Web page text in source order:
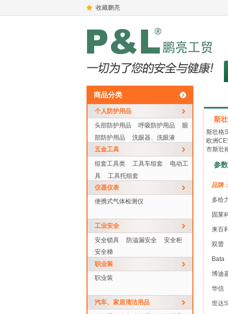
收藏鹏亮
商品分类
个人防护用品
头部防护用品
呼吸防护用品
眼
部防护用品
洗眼器、洗眼液
五金工具
组套工具类
工具车组套
电动工
具
工具托组套
仪器仪表
便携式气体检测仪
工业安全
安全锁具
防溢漏安全
安全柜
安全梯
职业装
职业装
汽车、家居清洁用品
斯
斯壮格
欧洲
市斯壮
参
品牌
多给
固莱
来百
双蕾
Bata
博迪
华信
世达